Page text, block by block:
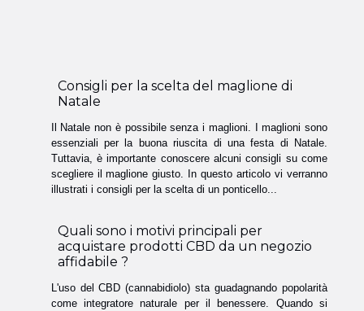
Consigli per la scelta del maglione di
Natale
Il Natale non è possibile senza i maglioni. I maglioni sono
essenziali per la buona riuscita di una festa di Natale.
Tuttavia, è importante conoscere alcuni consigli su come
scegliere il maglione giusto. In questo articolo vi verranno
illustrati i consigli per la scelta di un ponticello...
Quali sono i motivi principali per
acquistare prodotti CBD da un negozio
affidabile ?
L'uso del CBD (cannabidiolo) sta guadagnando popolarità
come integratore naturale per il benessere. Quando si